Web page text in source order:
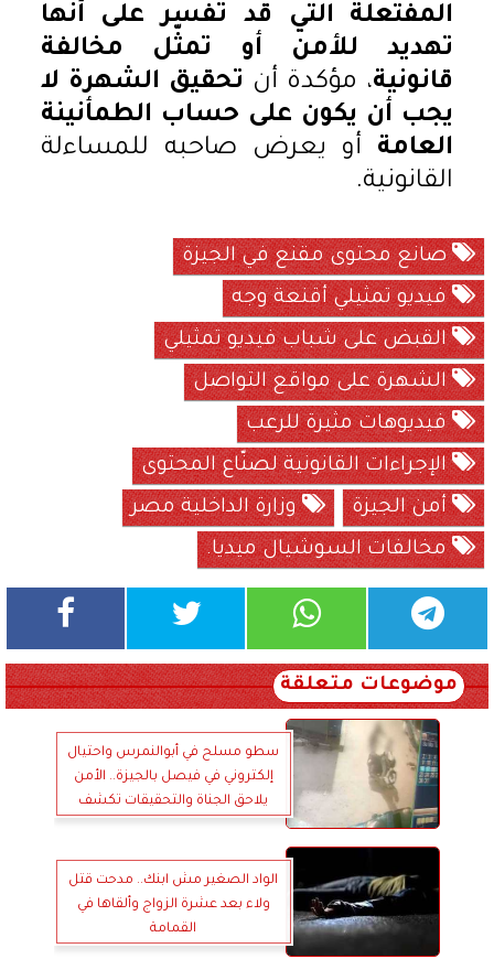
المفتعلة التي قد تُفسر على أنها
تهديد للأمن أو تمثّل مخالفة
قانونية، مؤكدة أن تحقيق الشهرة لا
يجب أن يكون على حساب الطمأنينة
العامة أو يعرض صاحبه للمساءلة
القانونية.
صانع محتوى مقنع في الجيزة
فيديو تمثيلي أقنعة وجه
القبض على شباب فيديو تمثيلي
الشهرة على مواقع التواصل
فيديوهات مثيرة للرعب
الإجراءات القانونية لصنّاع المحتوى
أمن الجيزة
وزارة الداخلية مصر
مخالفات السوشيال ميديا.
موضوعات متعلقة
سطو مسلح في أبوالنمرس واحتيال
إلكتروني في فيصل بالجيزة.. الأمن
يلاحق الجناة والتحقيقات تكشف
الواد الصغير مش ابنك.. مدحت قتل
ولاء بعد عشرة الزواج وألقاها في
القمامة